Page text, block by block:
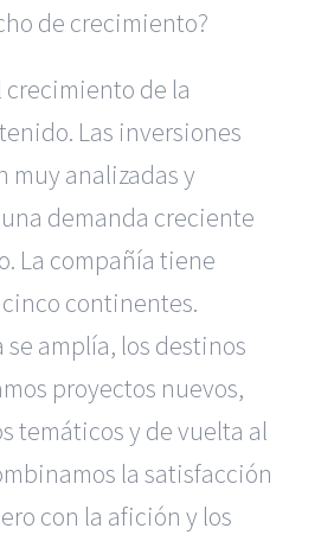
de crecimiento?
crecimiento de la
Las inversiones
muy analizadas y
demanda creciente
La compañía tiene
continentes.
se amplía, los destinos
proyectos nuevos,
temáticos y de vuelta al
la satisfacción
con la afición y los